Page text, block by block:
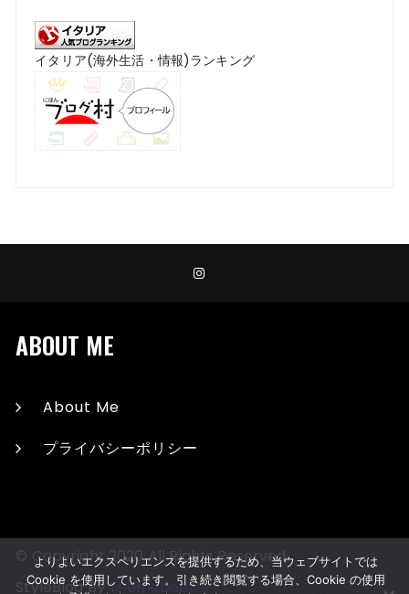
イタリア(海外生活・情報)ランキング
ABOUT ME
About Me
プライバシーポリシー
© Copyright 2020 All Rights Reserved.
StyleBlog ByThemebeez
よりよいエクスペリエンスを提供するため、当ウェブサイトでは
Cookie を使用しています。引き続き閲覧する場合、Cookie の使用